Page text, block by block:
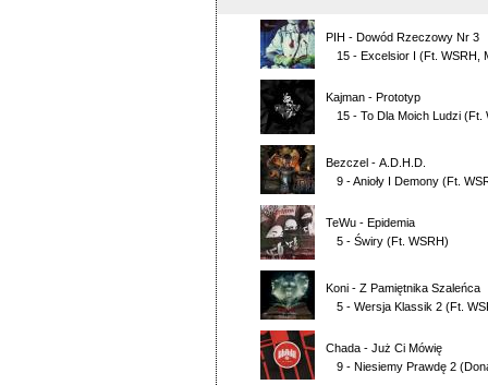
PIH - Dowód Rzeczowy Nr 3
15 - Excelsior I (Ft. WSRH
Kajman - Prototyp
15 - To Dla Moich Ludzi (Ft.
Bezczel - A.D.H.D.
9 - Anioły I Demony (Ft.
TeWu - Epidemia
5 - Świry (Ft. WSRH)
Koni - Z Pamiętnika Szaleńca
5 - Wersja Klassik 2 (Ft.
Chada - Już Ci Mówię
9 - Niesiemy Prawdę 2